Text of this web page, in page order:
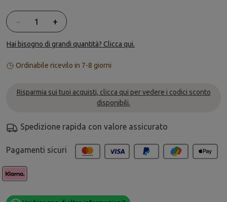
Quantità
− +
Hai bisogno di grandi quantità? Clicca qui.
Ordinabile ricevilo in 7-8 giorni
Risparmia sui tuoi acquisti, clicca qui per vedere i codici sconto
disponibili.
Spedizione rapida con valore assicurato
Pagamenti sicuri